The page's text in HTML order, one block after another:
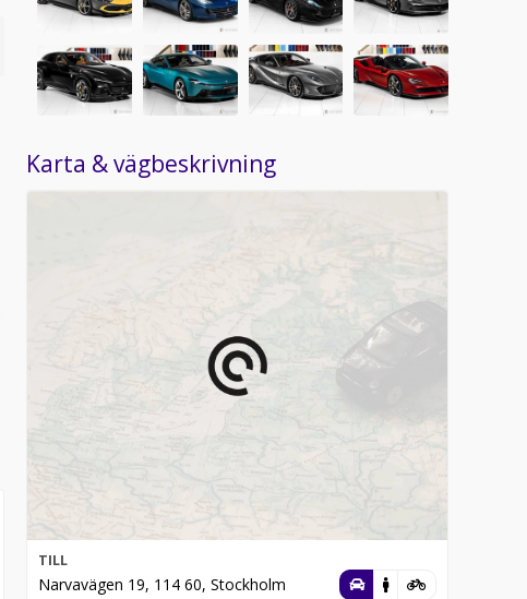
Karta & vägbeskrivning
TILL
Narvavägen 19, 114 60, Stockholm